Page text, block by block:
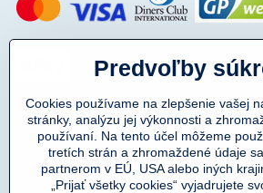
Predvoľby
Cookies používame na zlepšenie vašej
stránky, analýzu jej výkonnosti a
používaní. Na tento účel môžeme
tretích strán a zhromaždené údaje
partnerom v EÚ, USA alebo iných
„Prijať všetky cookies“ vyjadrujete